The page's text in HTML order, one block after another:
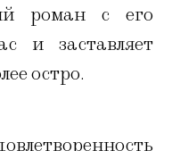
роман с его
и заставляет
остро.